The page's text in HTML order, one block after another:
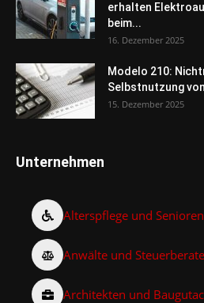
erhalten
beim...
16. Dezember 2025
Modelo 210:
Selbstnutzung
15. Dezember 2025
Unternehmen
Alterspflege und
Anwälte und
Architekten und